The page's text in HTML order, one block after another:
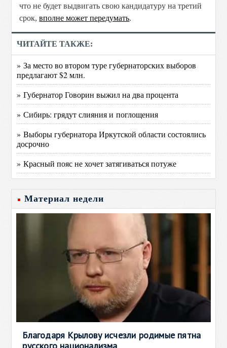
что не будет выдвигать свою кандидатуру на третий
срок,вполне может передумать.
ЧИТАЙТЕ ТАКЖЕ:
» За место во втором туре губернаторских выборов
предлагают $2 млн.
» Губернатор Говорин выжил на два процента
» Сибирь: грядут слияния и поглощения
» Выборы губернатора Иркутской области состоялись
досрочно
» Красный пояс не хочет затягиваться потуже
Материал недели
Благодаря Крылову исчезли родимые пятна
русского национализма